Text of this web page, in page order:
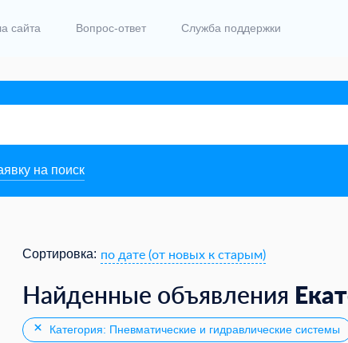
сайта Вопрос-ответ Служба поддержки
на поиск
Сортировка: по дате (от новых к старым)
Найденные объявления
Категория: Пневматические и гидравлические системы